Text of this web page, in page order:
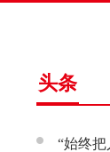
头条
“始终